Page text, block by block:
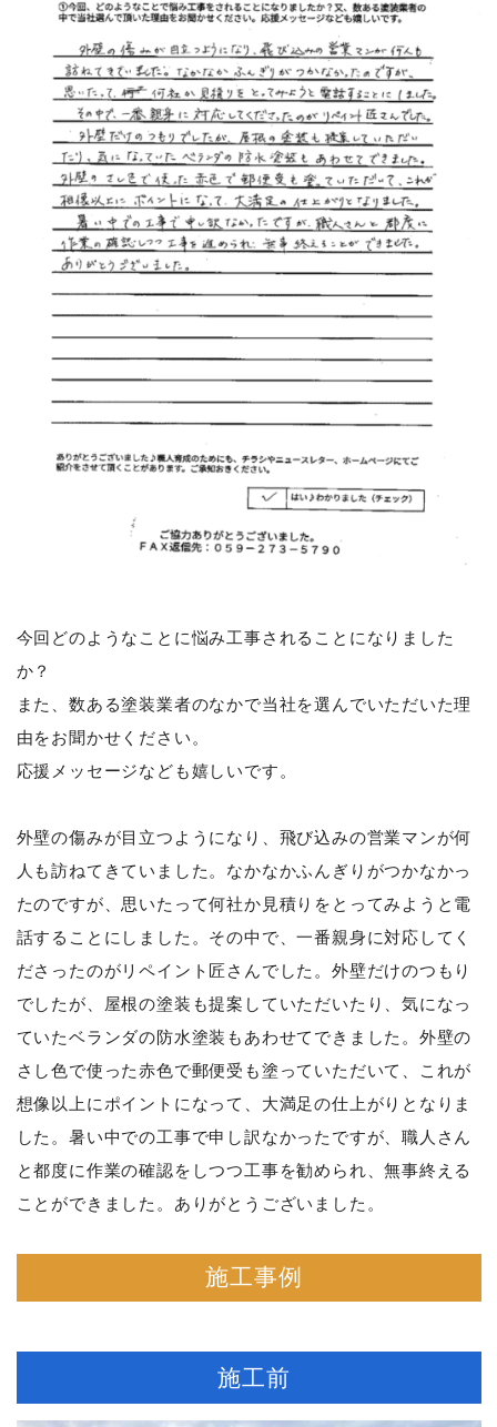
今回どのようなことに悩み工事されることになりました
か？
また、数ある塗装業者のなかで当社を選んでいただいた理
由をお聞かせください。
応援メッセージなども嬉しいです。
外壁の傷みが目立つようになり、飛び込みの営業マンが何
人も訪ねてきていました。なかなかふんぎりがつかなかっ
たのですが、思いたって何社か見積りをとってみようと電
話することにしました。その中で、一番親身に対応してく
ださったのがリペイント匠さんでした。外壁だけのつもり
でしたが、屋根の塗装も提案していただいたり、気になっ
ていたベランダの防水塗装もあわせてできました。外壁の
さし色で使った赤色で郵便受も塗っていただいて、これが
想像以上にポイントになって、大満足の仕上がりとなりま
した。暑い中での工事で申し訳なかったですが、職人さん
と都度に作業の確認をしつつ工事を勧められ、無事終える
ことができました。ありがとうございました。
施工事例
施工前